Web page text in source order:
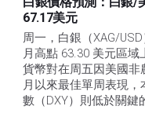
67.17美元
周一，白銀（XAG/
月高點 63.30 美元區
貨幣對在周五因美國
月以來最佳單周表現
數（DXY）則低於關鍵